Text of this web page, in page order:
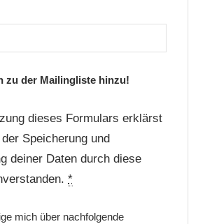
zu der Mailingliste hinzu!
dieses Formulars erklärst
Speicherung und
deiner Daten durch diese
*
mich über nachfolgende